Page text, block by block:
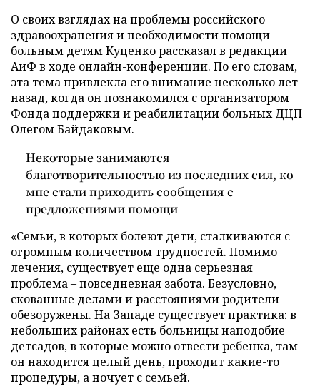
О своих взглядах на проблемы российского
здравоохранения и необходимости помощи
больным детям Куценко рассказал в редакции
АиФ в ходе онлайн-конференции. По его словам,
эта тема привлекла его внимание несколько лет
назад, когда он познакомился с организатором
Фонда поддержки и реабилитации больных ДЦП
Олегом Байдаковым.
Некоторые занимаются
благотворительностью из последних сил, ко
мне стали приходить сообщения с
предложениями помощи
«Семьи, в которых болеют дети, сталкиваются с
огромным количеством трудностей. Помимо
лечения, существует еще одна серьезная
проблема – повседневная забота. Безусловно,
скованные делами и расстояниями родители
обезоружены. На Западе существует практика: в
небольших районах есть больницы наподобие
детсадов, в которые можно отвести ребенка, там
он находится целый день, проходит какие-то
процедуры, а ночует с семьей.